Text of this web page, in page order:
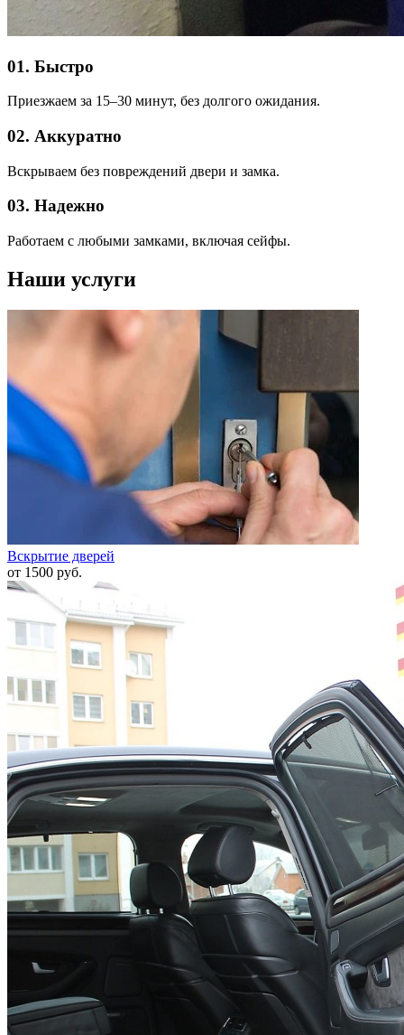
01. Быстро
Приезжаем за 15–30 минут, без долгого ожидания.
02. Аккуратно
Вскрываем без повреждений двери и замка.
03. Надежно
Работаем с любыми замками, включая сейфы.
Наши услуги
Вскрытие дверей
от 1500 руб.